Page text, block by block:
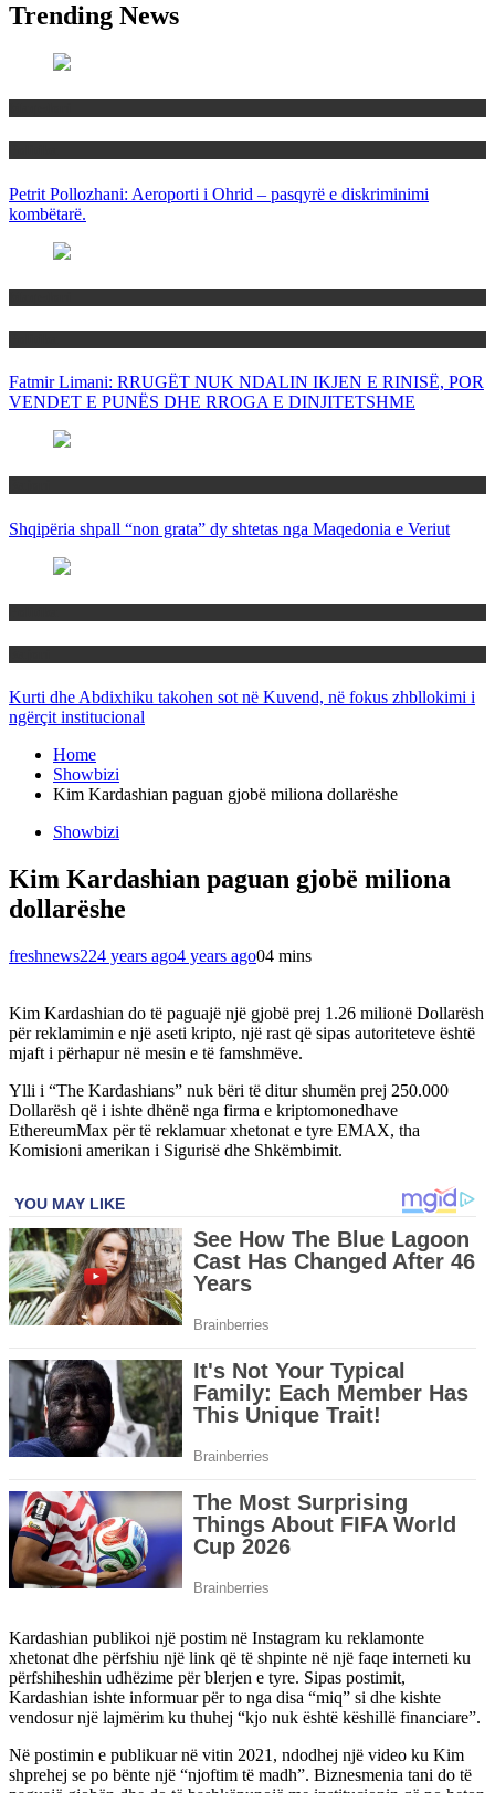
Trending News
Petrit Pollozhani: Aeroporti i Ohrid – pasqyrë e diskriminimi
kombëtarë.
Fatmir Limani: RRUGËT NUK NDALIN IKJEN E RINISË, POR
VENDET E PUNËS DHE RROGA E DINJITETSHME
Shqipëria shpall “non grata” dy shtetas nga Maqedonia e Veriut
Kurti dhe Abdixhiku takohen sot në Kuvend, në fokus zhbllokimi i
ngërçit institucional
Home
Showbizi
Kim Kardashian paguan gjobë miliona dollarëshe
Showbizi
Kim Kardashian paguan gjobë miliona
dollarëshe
freshnews224 years ago4 years ago04 mins
Kim Kardashian do të paguajë një gjobë prej 1.26 milionë Dollarësh
për reklamimin e një aseti kripto, një rast që sipas autoriteteve është
mjaft i përhapur në mesin e të famshmëve.
Ylli i “The Kardashians” nuk bëri të ditur shumën prej 250.000
Dollarësh që i ishte dhënë nga firma e kriptomonedhave
EthereumMax për të reklamuar xhetonat e tyre EMAX, tha
Komisioni amerikan i Sigurisë dhe Shkëmbimit.
Kardashian publikoi një postim në Instagram ku reklamonte
xhetonat dhe përfshiu një link që të shpinte në një faqe interneti ku
përfshiheshin udhëzime për blerjen e tyre. Sipas postimit,
Kardashian ishte informuar për to nga disa “miq” si dhe kishte
vendosur një lajmërim ku thuhej “kjo nuk është këshillë financiare”.
Në postimin e publikuar në vitin 2021, ndodhej një video ku Kim
shprehej se po bënte një “njoftim të madh”. Biznesmenia tani do të